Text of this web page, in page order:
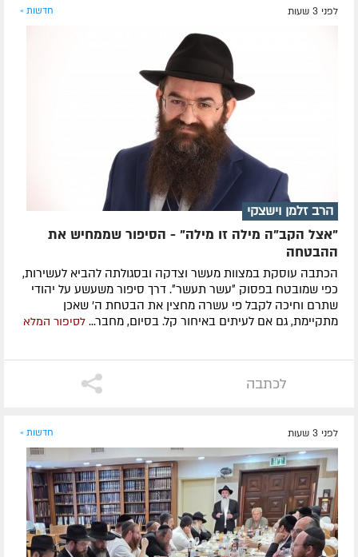
לפני 3 שעות חדשות »
הרב זלמן וישצקי
"אצל הקב"ה מילה זו מילה" - הסיפור שממחיש את
ההבטחה
הכתבה עוסקת במצוות מעשר וצדקה ובסגולתה להביא לעשירות,
כפי שמובטח בפסוק ״עשר תעשר״. דרך סיפור משעשע על יהודי
שתרם וחיכה לקבל פי עשרה מחצין את הבטחת ה' שאכן
מתקיימת, גם אם לעיתים באיחור קל. בסיום, מחבר... לסיפור המלא
לכתבה
לפני 3 שעות חדשות »